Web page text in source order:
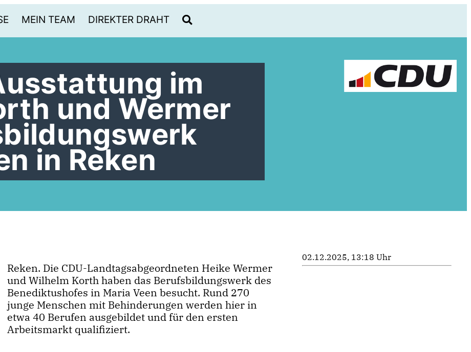
MEIN TEAM DIREKTER DRAHT
im
und Wermer
in Reken
Reken. Die CDU-Landtagsabgeordneten Heike Wermer
und Wilhelm Korth haben das Berufsbildungswerk des
Benediktushofes in Maria Veen besucht. Rund 270
junge Menschen mit Behinderungen werden hier in
etwa 40 Berufen ausgebildet und für den ersten
Arbeitsmarkt qualifiziert.
02.12.2025, 13:18 Uhr